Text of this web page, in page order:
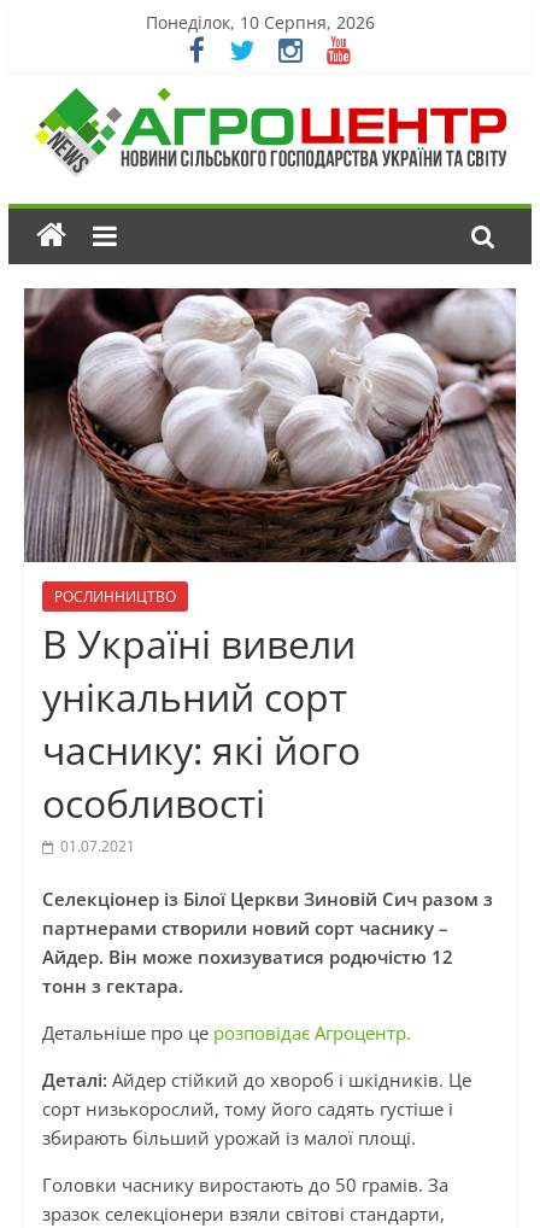
Понеділок, 10 Серпня, 2026
РОСЛИННИЦТВО
В Україні вивели
унікальний сорт
часнику: які його
особливості
01.07.2021
Селекціонер із Білої Церкви Зиновій Сич разом з
партнерами створили новий сорт часнику –
Айдер. Він може похизуватися родючістю 12
тонн з гектара.
Детальніше про це розповідає Агроцентр.
Деталі: Айдер стійкий до хвороб і шкідників. Це
сорт низькорослий, тому його садять густіше і
збирають більший урожай із малої площі.
Головки часнику виростають до 50 грамів. За
зразок селекціонери взяли світові стандарти,